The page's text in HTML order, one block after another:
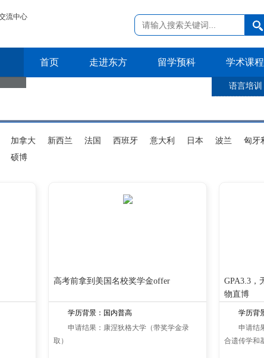
首页 走进东方 留学预科 学术课程
语言培训
加拿大 新西兰 法国 西班牙 意大利 日本 波兰
匈牙
硕博
高考前拿到美国名校奖学金offer
学历背景：国内普高
申请结果：康涅狄格大学（带奖学金录
取）
GPA3.3，
物直博
学历背
申请结
合遗传学和